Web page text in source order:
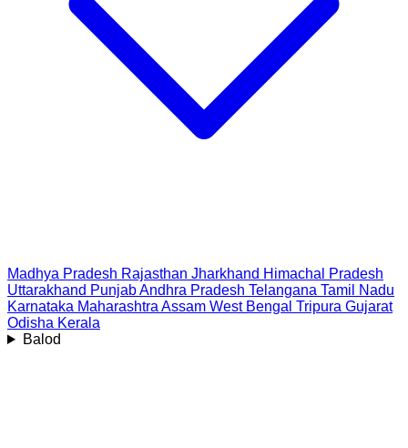
Madhya Pradesh Rajasthan Jharkhand Himachal Pradesh
Uttarakhand PunjabAndhra Pradesh Telangana Tamil Nadu
Karnataka Maharashtra Assam West Bengal Tripura Gujarat
Odisha Kerala
Balod